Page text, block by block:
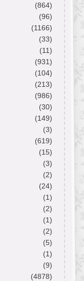
(864)
(96)
(1166)
(33)
(11)
(931)
(104)
(213)
(986)
(30)
(149)
(3)
(619)
(15)
(3)
(2)
(24)
(1)
(2)
(1)
(2)
(5)
(1)
(9)
(4878)